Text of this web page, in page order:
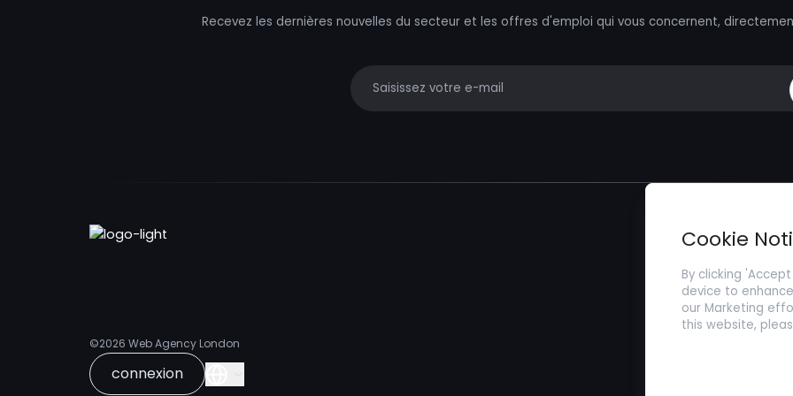
Recevez les dernières nouvelles du secteur et les offres d'emploi qui vous concernent,
©2026 Web Agency London
connexion
Trouver un
Soumettez
Cookie
By clicking
device to
our Marketing
this website,